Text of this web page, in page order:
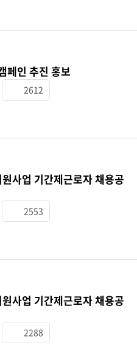
페인 추진 홍보
2612
사업 기간제근로자 채용공
2553
사업 기간제근로자 채용공
2288